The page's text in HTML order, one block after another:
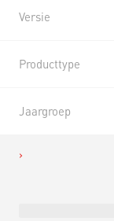
Versie
Producttype
Jaargroep